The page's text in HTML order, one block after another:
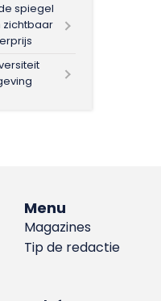
spiegel
zichtbaar
Menu
Magazines
Tip de redactie